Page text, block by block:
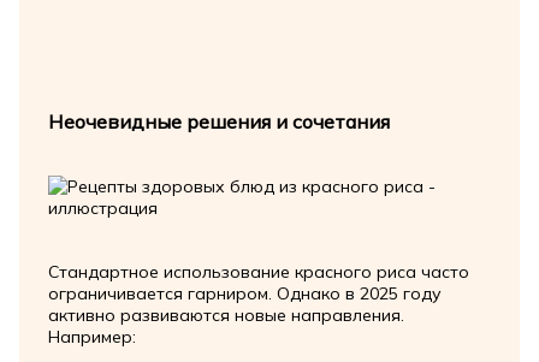
Неочевидные решения и сочетания
Стандартное использование красного риса часто
ограничивается гарниром. Однако в 2025 году
активно развиваются новые направления.
Например: